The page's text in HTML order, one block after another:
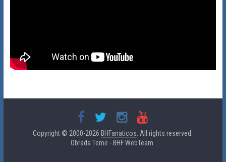
Copyright © 2000-2026BHFanaticos . All rights reserved.
Obrada Teme - BHF WebTeam.